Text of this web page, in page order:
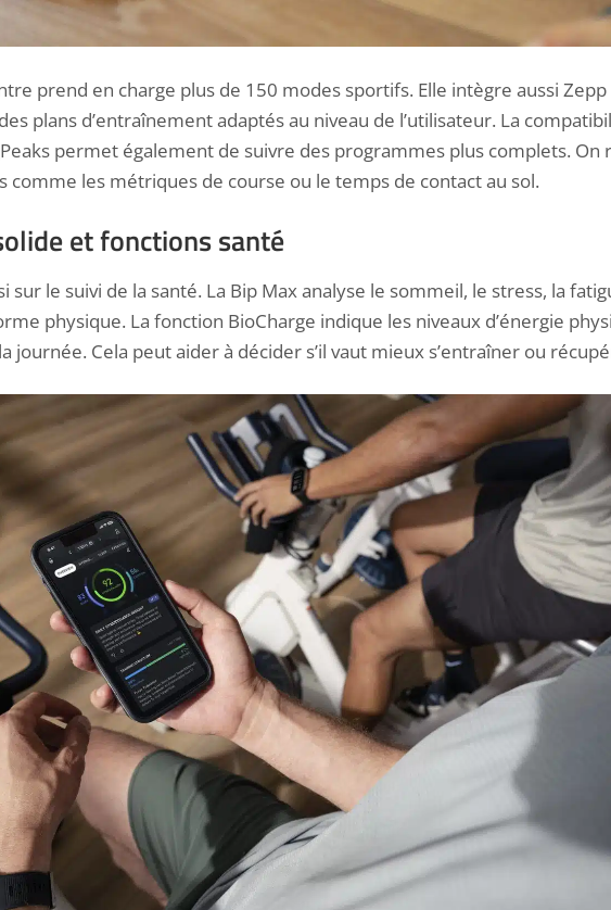
prend en charge plus de 150 modes sportifs. Elle intègre aussi Zepp
plans d’entraînement adaptés au niveau de l’utilisateur. La
permet également de suivre des programmes plus complets. On
comme les métriques de course ou le temps de contact au sol.
et fonctions santé
sur le suivi de la santé. La Bip Max analyse le sommeil, le stress, la
physique. La fonction BioCharge indique les niveaux d’énergie
journée. Cela peut aider à décider s’il vaut mieux s’entraîner ou